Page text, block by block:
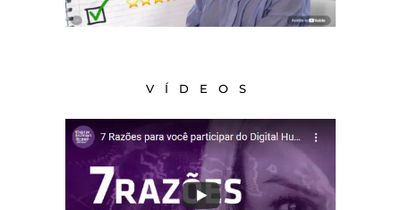
VÍDEOS